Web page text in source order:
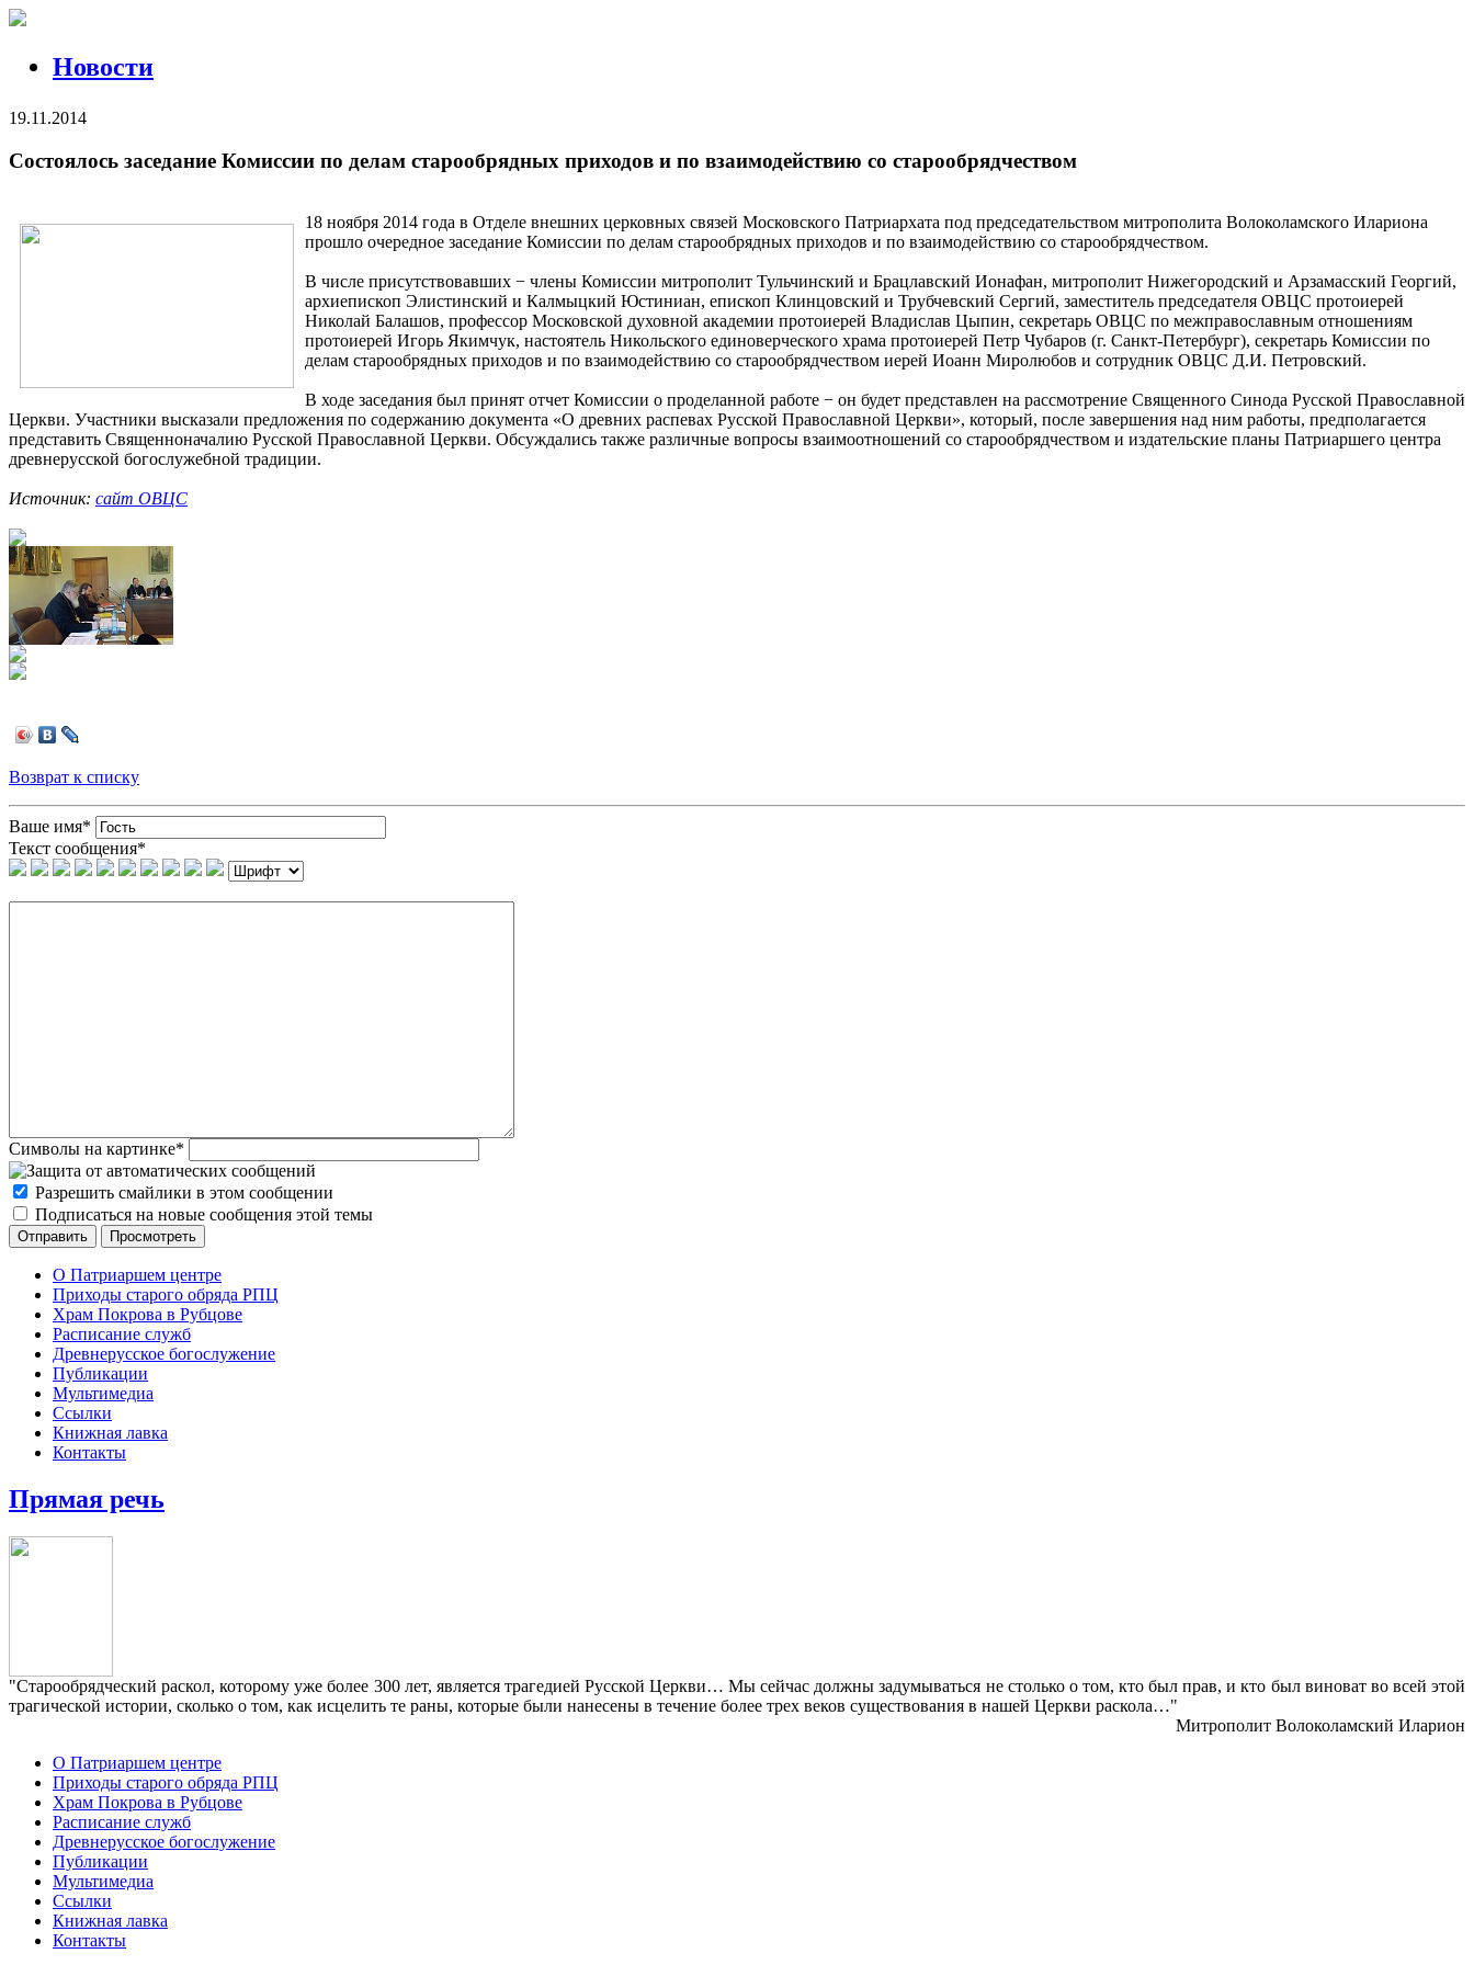
Новости
19.11.2014
Состоялось заседание Комиссии по делам старообрядных приходов и по взаимодействию со старообрядчеством
18 ноября 2014 года в Отделе внешних церковных связей Московского Патриархата под председательством митрополита Волоколамского Илариона
прошло очередное заседание Комиссии по делам старообрядных приходов и по взаимодействию со старообрядчеством.
В числе присутствовавших − члены Комиссии митрополит Тульчинский и Брацлавский Ионафан, митрополит Нижегородский и Арзамасский Георгий,
архиепископ Элистинский и Калмыцкий Юстиниан, епископ Клинцовский и Трубчевский Сергий, заместитель председателя ОВЦС протоиерей
Николай Балашов, профессор Московской духовной академии протоиерей Владислав Цыпин, секретарь ОВЦС по межправославным отношениям
протоиерей Игорь Якимчук, настоятель Никольского единоверческого храма протоиерей Петр Чубаров (г. Санкт-Петербург), секретарь Комиссии по
делам старообрядных приходов и по взаимодействию со старообрядчеством иерей Иоанн Миролюбов и сотрудник ОВЦС Д.И. Петровский.
В ходе заседания был принят отчет Комиссии о проделанной работе − он будет представлен на рассмотрение Священного Синода Русской Православной
Церкви. Участники высказали предложения по содержанию документа «О древних распевах Русской Православной Церкви», который, после завершения над ним работы, предполагается
представить Священноначалию Русской Православной Церкви. Обсуждались также различные вопросы взаимоотношений со старообрядчеством и издательские планы Патриаршего центра
древнерусской богослужебной традиции.
Источник: сайт ОВЦС
Возврат к списку
Ваше имя*
Текст сообщения*
Символы на картинке*
Разрешить смайлики в этом сообщении
Подписаться на новые сообщения этой темы
О Патриаршем центре
Приходы старого обряда РПЦ
Храм Покрова в Рубцове
Расписание служб
Древнерусское богослужение
Публикации
Мультимедиа
Ссылки
Книжная лавка
Контакты
Прямая речь
"Старообрядческий раскол, которому уже более 300 лет, является трагедией Русской Церкви… Мы сейчас должны задумываться не столько о том, кто был прав, и кто был виноват во всей этой
трагической истории, сколько о том, как исцелить те раны, которые были нанесены в течение более трех веков существования в нашей Церкви раскола…"
Митрополит Волоколамский Иларион
О Патриаршем центре
Приходы старого обряда РПЦ
Храм Покрова в Рубцове
Расписание служб
Древнерусское богослужение
Публикации
Мультимедиа
Ссылки
Книжная лавка
Контакты